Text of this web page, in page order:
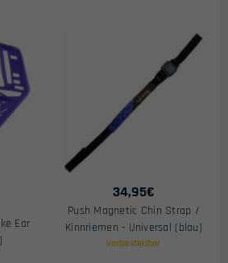
Ear
34,95€
Push Magnetic Chin Strap /
Kinnriemen - Universal (blau)
vorbestellbar